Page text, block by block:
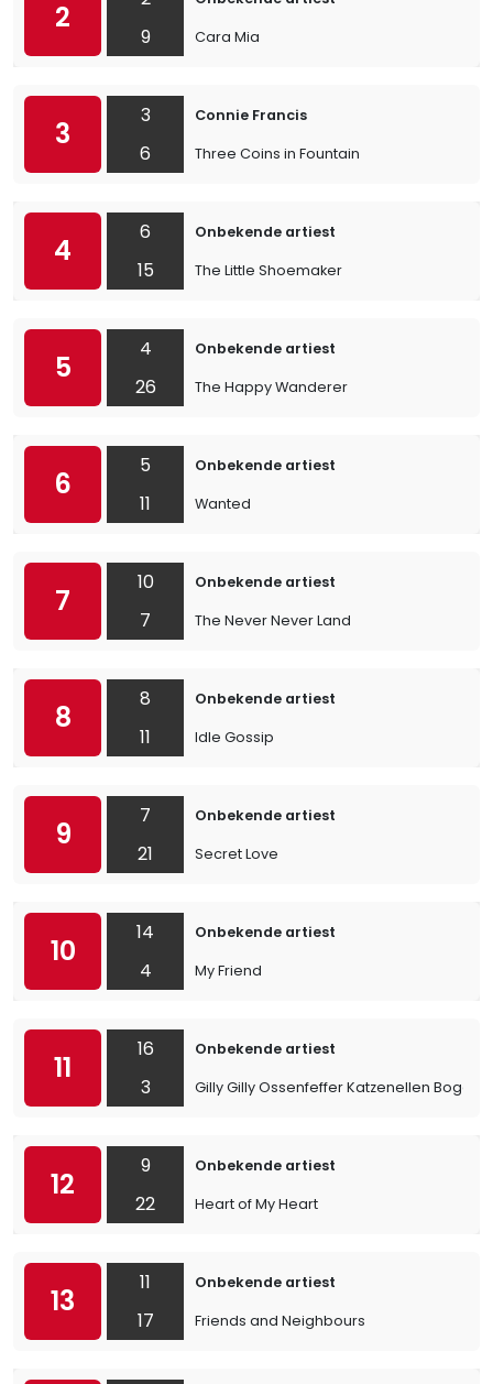
2
9
Cara Mia
3
3
6
Connie Francis
Three Coins in Fountain
4
6
15
Onbekende artiest
The Little Shoemaker
5
4
26
Onbekende artiest
The Happy Wanderer
6
5
11
Onbekende artiest
Wanted
7
10
7
Onbekende artiest
The Never Never Land
8
8
11
Onbekende artiest
Idle Gossip
9
7
21
Onbekende artiest
Secret Love
10
14
4
Onbekende artiest
My Friend
11
16
3
Onbekende artiest
Gilly Gilly Ossenfeffer Katzenellen Bogen
12
9
22
Onbekende artiest
Heart of My Heart
13
11
17
Onbekende artiest
Friends and Neighbours